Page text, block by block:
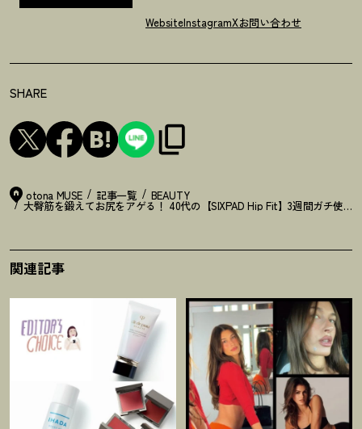
WebsiteInstagramXお問い合わせ
SHARE
otona MUSE 記事一覧 BEAUTY
大臀筋を鍛えてお尻をアゲる ！ 40代の【SIXPAD Hip Fit】3週間ガチ使用
関連記事